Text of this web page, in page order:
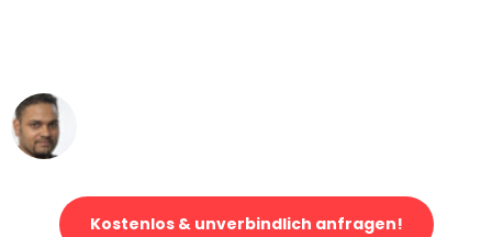
Kostenlos & unverbindlich anfragen!